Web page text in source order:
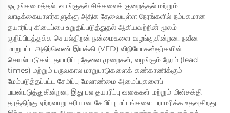
ஒழுங்கமைத்தல், வாங்குதல் சிக்கலைக் குறைத்தல் மற்றும்
வாடிக்கையாளர்களுக்கு அதிக தேவையுள்ள நேரங்களில் நம்பகமான
தயாரிப்பு கிடைப்பை உறுதிப்படுத்துதல் ஆகியவற்றின் மூலம்
குறிப்பிடத்தக்க செயல்திறன் நன்மைகளை வழங்குகின்றன. நவீன
மாறுபட்ட அதிர்வெண் இயக்கி (VFD) விநியோகஸ்தர்களின்
செயல்பாடுகள், தயாரிப்பு தேவை முறைகள், வழங்கும் நேரம் (lead
times) மற்றும் பருவகால மாறுபாடுகளைக் கண்காணிக்கும்
மேம்படுத்தப்பட்ட சேமிப்பு மேலாண்மை அமைப்புகளைப்
பயன்படுத்துகின்றன; இது பல தயாரிப்பு வகைகள் மற்றும் மின்சக்தி
தரத்திற்கு ஏற்றவாறு சரியான சேமிப்பு மட்டங்களை பராமரிக்க உதவுகிறது.